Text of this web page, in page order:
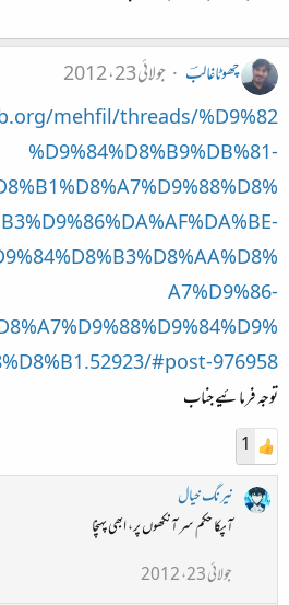
چھوٹاغالبؔ
جولائی 23، 2012
mehfil/threads/%D9%82
%D9%84%D8%B9%DB%81-
A7%D9%86-
#post-976958
توجہ فرمائیے جناب
1
نیرنگ خیال
آپکا حکم سر آنکھوں پر، ابھی پہنچا
جولائی 23، 2012